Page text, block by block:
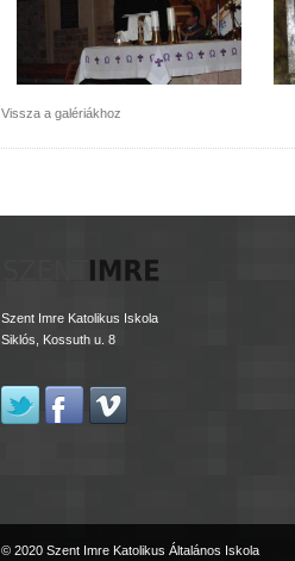
Vissza a galériákhoz
Szent Imre Katolikus Iskola
Siklós, Kossuth u. 8
© 2020 Szent Imre Katolikus Általános Iskola